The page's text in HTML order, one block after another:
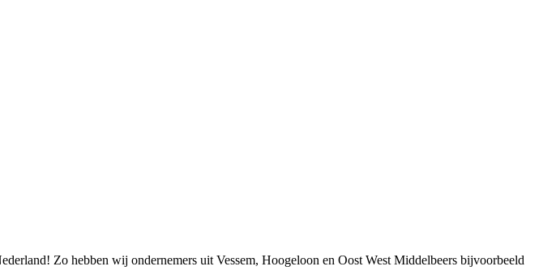
Zo hebben wij ondernemers uit Vessem, Hoogeloon en Oost West Middelbeers bijvoorbeeld